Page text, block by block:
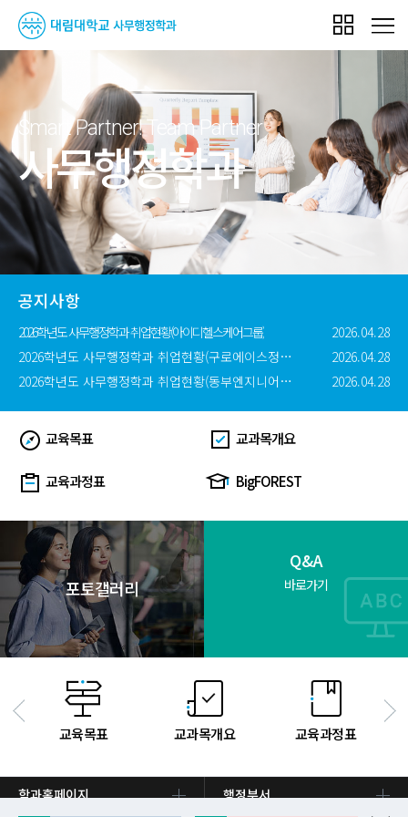
Smart Partner! Team Partner
사무행정학과
포토갤러리
공지사항
2026학년도 사무행정학과 취업현황(아이디헬스케어그룹)
2026.04.28
2026학년도 사무행정학과 취업현황(구로에이스정형외과의원)
2026.04.28
2026학년도 사무행정학과 취업현황(동부엔지니어링)
2026.04.28
교육목표 교과목개요
교육과정표 BigFOREST
Q&A
바로가기
교육목표 교과목개요 교육과정표
학과홈페이지 행정부서